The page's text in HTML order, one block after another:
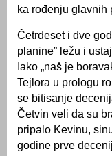
ka rođenju glavnih
Četrdeset i dve
planine” ležu i
Iako „naš je
Tejlora u prologu
se bitisanje
Četvin veli da su
pripalo Kevinu,
godine prve